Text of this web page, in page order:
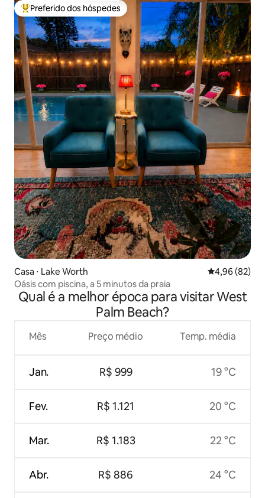
Entre os melhores preferidos dos hóspedes
Preferido dos hóspedes
Casa ⋅ Lake Worth 4,96 de uma
4,96 (82)
Oásis com piscina, a 5 minutos da praia
Qual é a melhor época para visitar West
Palm Beach?
Mês
Jan.
Fev.
Mar.
Abr.
Preço médio
R$ 999
R$ 1.121
R$ 1.183
R$ 886
Temp. média
19 °C
20 °C
22 °C
24 °C